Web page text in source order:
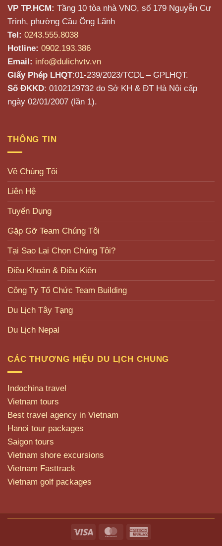
VP TP.HCM: Tầng 10 tòa nhà VNO, số 179 Nguyễn Cư
Trinh, phường Cầu Ông Lãnh
Tel: 0243.555.8038
Hotline: 0902.193.386
Email: info@dulichvtv.vn
Giấy Phép LHQT:01-239/2023/TCDL – GPLHQT.
Số ĐKKD: 0102129732 do Sở KH & ĐT Hà Nội cấp
ngày 02/01/2007 (lần 1).
THÔNG TIN
Về Chúng Tôi
Liên Hệ
Tuyển Dụng
Gặp Gỡ Team Chúng Tôi
Tại Sao Lại Chọn Chúng Tôi?
Điều Khoản & Điều Kiện
Công Ty Tổ Chức Team Building
Du Lịch Tây Tạng
Du Lịch Nepal
CÁC THƯƠNG HIỆU DU LỊCH CHUNG
Indochina travel
Vietnam tours
Best travel agency in Vietnam
Hanoi tour packages
Saigon tours
Vietnam shore excursions
Vietnam Fasttrack
Vietnam golf packages
Visa MasterCard